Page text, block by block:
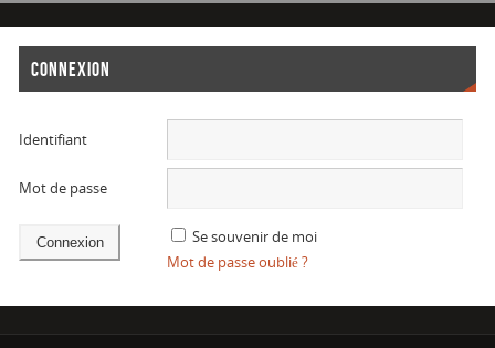
CONNEXION
Identifiant
Mot de passe
Se souvenir de moi
Mot de passe oublié ?